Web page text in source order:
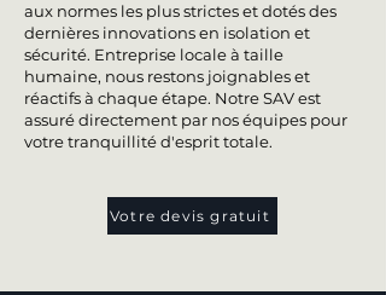
aux normes les plus strictes et dotés des
dernières innovations en isolation et
sécurité. Entreprise locale à taille
humaine, nous restons joignables et
réactifs à chaque étape. Notre SAV est
assuré directement par nos équipes pour
votre tranquillité d'esprit totale.
Votre devis gratuit